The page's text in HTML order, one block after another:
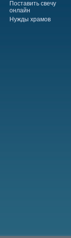
Поставить свечу
онлайн
Нужды храмов